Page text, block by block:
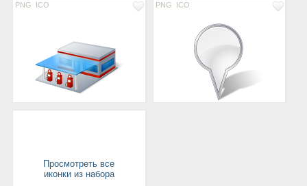
PNG ICO PNG ICO
Просмотреть все
иконки из набора